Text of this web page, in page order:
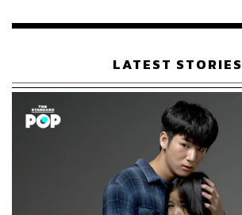
เรือนไทยที่ถูกซุกไว้
LATEST STORIES